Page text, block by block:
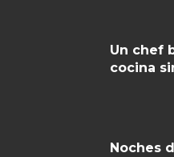
Un chef
cocina
Noches